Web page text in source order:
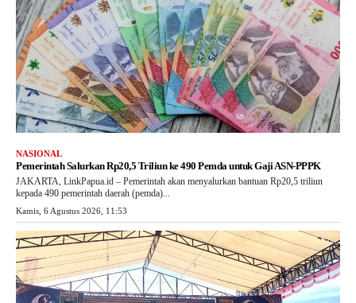
NASIONAL
Pemerintah Salurkan Rp20,5 Triliun ke 490 Pemda untuk Gaji ASN-PPPK
JAKARTA, LinkPapua.id – Pemerintah akan menyalurkan bantuan Rp20,5 triliun
kepada 490 pemerintah daerah (pemda)...
Kamis, 6 Agustus 2026, 11:53